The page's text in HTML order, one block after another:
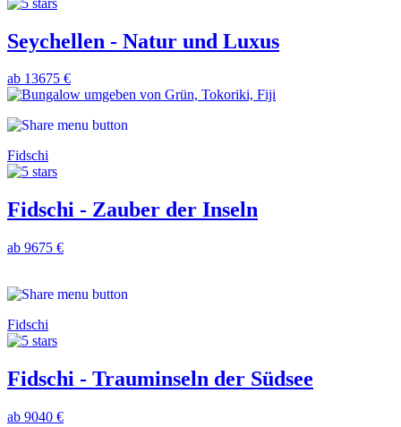
Seychellen - Natur und Luxus
ab 13675 €
Fidschi
Fidschi - Zauber der Inseln
ab 9675 €
Fidschi
Fidschi - Trauminseln der Südsee
ab 9040 €